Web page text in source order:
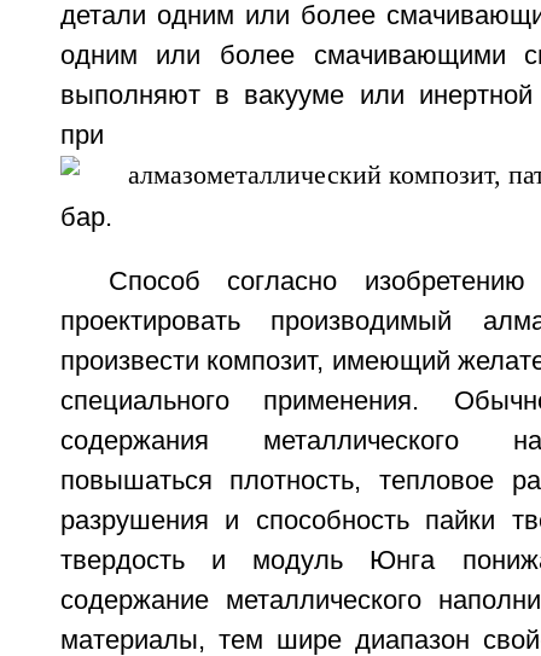
детали одним или более
одним или более смачивающими
выполняют в вакууме или инертной
при
бар.
Способ согласно
проектировать производимый
произвести композит, имеющий
специального применения.
содержания металлического
повышаться плотность, тепловое
разрушения и способность пайки
твердость и модуль Юнга
содержание металлического
материалы, тем шире диапазон